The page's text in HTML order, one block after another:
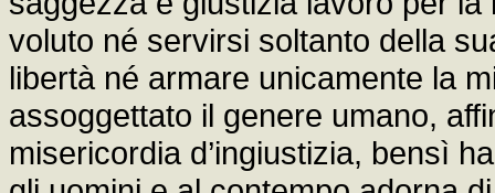
voluto né servirsi soltanto della
libertà né armare unicamente la
assoggettato il genere umano,
misericordia d’ingiustizia, bensì